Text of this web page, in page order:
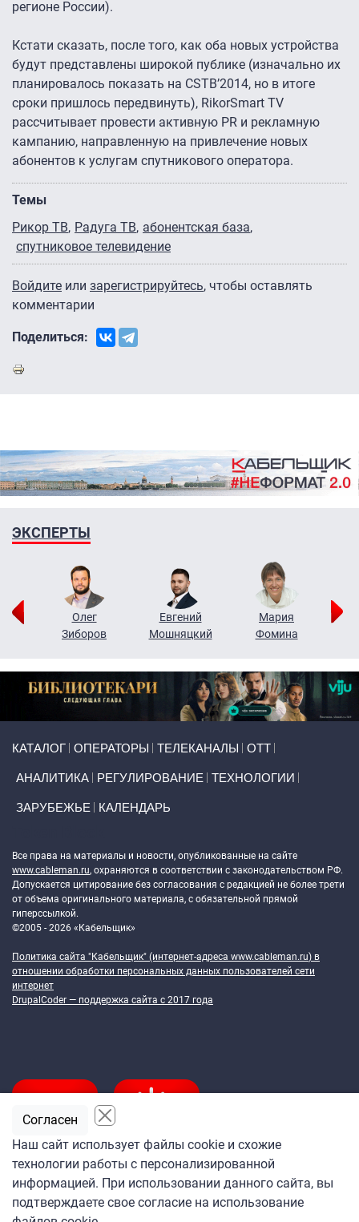
регионе России).
Кстати сказать, после того, как оба новых устройства
будут представлены широкой публике (изначально их
планировалось показать на CSTB’2014, но в итоге
сроки пришлось передвинуть), RikorSmart TV
рассчитывает провести активную PR и рекламную
кампанию, направленную на привлечение новых
абонентов к услугам спутникового оператора.
Темы
Рикор ТВ Радуга ТВ абонентская база
спутниковое телевидение
Войдите или зарегистрируйтесь, чтобы оставлять
комментарии
Поделиться:
ЭКСПЕРТЫ
Олег
Зиборов
Евгений
Мошняцкий
Мария
Фомина
КАТАЛОГ ОПЕРАТОРЫ ТЕЛЕКАНАЛЫ ОТТ
АНАЛИТИКА РЕГУЛИРОВАНИЕ ТЕХНОЛОГИИ
ЗАРУБЕЖЬЕ КАЛЕНДАРЬ
Все права на материалы и новости, опубликованные на сайте
www.cableman.ru, охраняются в соответствии с законодательством РФ.
Допускается цитирование без согласования с редакцией не более трети
от объема оригинального материала, с обязательной прямой
гиперссылкой.
©2005 - 2026 «Кабельщик»
Политика сайта "Кабельщик" (интернет-адреса www.cableman.ru) в
отношении обработки персональных данных пользователей сети
интернет
DrupalCoder — поддержка сайта c 2017 года
Подпишитесь
на ежедневную рассылку
«Кабельщика»
Наш сайт использует файлы cookie и схожие
технологии работы с персонализированной
информацией. При использовании данного сайта, вы
подтверждаете свое согласие на использование
Согласен